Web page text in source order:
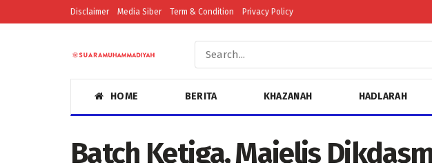
Disclaimer Media Siber Term & Condition Privacy Policy
HOME BERITA KHAZANAH HADLARAH
Batch Ketiga, Majelis